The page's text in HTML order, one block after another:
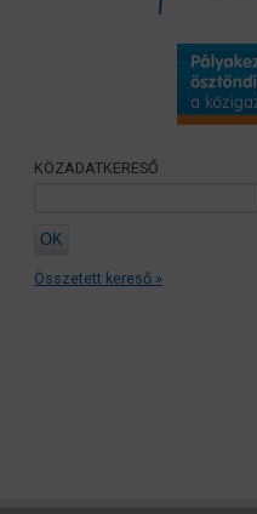
KÖZADATKERESŐ
Összetett kereső »